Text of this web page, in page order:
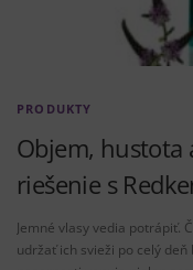
PRODUKTY
Objem, hustota
riešenie s
Jemné vlasy vedia potrápiť.
udržať ich svieži po celý